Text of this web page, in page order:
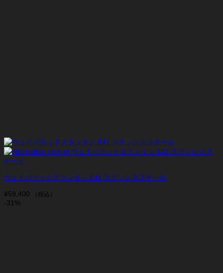
ヴェイパラックスランタン E41 ステンレススチール
¥59,400 （税込）
-31%